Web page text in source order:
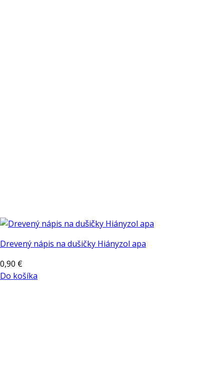
Drevený nápis na dušičky Hiányzol apa
0,90 €
Do košíka